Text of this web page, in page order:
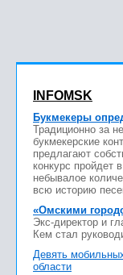
INFOMSK
Букмекеры
Традиционно за
букмекерские
предлагают
конкурс пройдет
небывалое
всю историю
«Омскими
Экс-директор и
Кем стал
Девять
области